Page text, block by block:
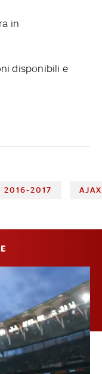
in
disponibili e
2016-2017 AJAX